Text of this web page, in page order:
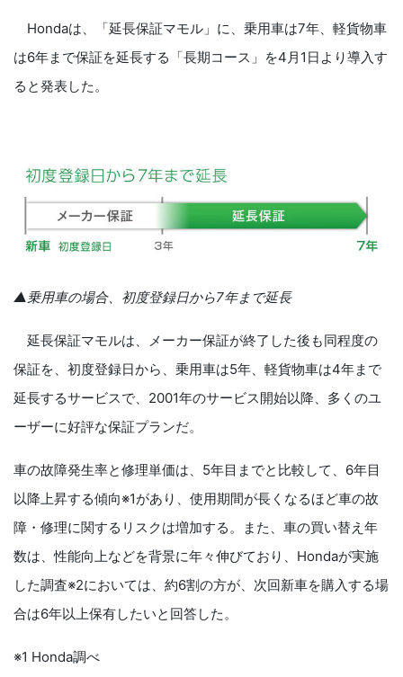
Hondaは、「延長保証マモル」に、乗用車は7年、軽貨物車
は6年まで保証を延長する「長期コース」を4月1日より導入す
ると発表した。
▲乗用車の場合、初度登録日から7年まで延長
延長保証マモルは、メーカー保証が終了した後も同程度の
保証を、初度登録日から、乗用車は5年、軽貨物車は4年まで
延長するサービスで、2001年のサービス開始以降、多くのユ
ーザーに好評な保証プランだ。
車の故障発生率と修理単価は、5年目までと比較して、6年目
以降上昇する傾向※1があり、使用期間が長くなるほど車の故
障・修理に関するリスクは増加する。また、車の買い替え年
数は、性能向上などを背景に年々伸びており、Hondaが実施
した調査※2においては、約6割の方が、次回新車を購入する場
合は6年以上保有したいと回答した。
※1 Honda調べ